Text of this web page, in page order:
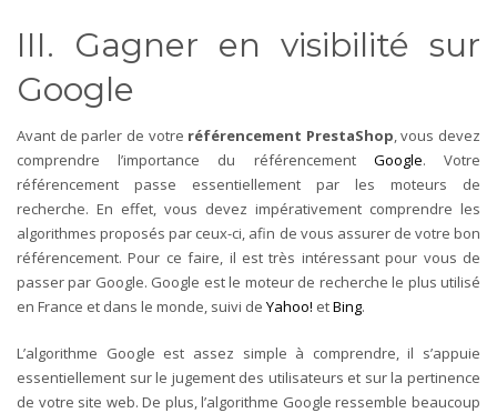
III. Gagner en visibilité sur
Google
Avant de parler de votre référencement PrestaShop, vous devez
comprendre l’importance du référencement Google. Votre
référencement passe essentiellement par les moteurs de
recherche. En effet, vous devez impérativement comprendre les
algorithmes proposés par ceux-ci, afin de vous assurer de votre bon
référencement. Pour ce faire, il est très intéressant pour vous de
passer par Google. Google est le moteur de recherche le plus utilisé
en France et dans le monde, suivi de Yahoo! etBing.
L’algorithme Google est assez simple à comprendre, il s’appuie
essentiellement sur le jugement des utilisateurs et sur la pertinence
de votre site web. De plus, l’algorithme Google ressemble beaucoup